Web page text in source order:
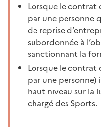
Lorsque le contrat
par une personne
de reprise
subordonnée à
sanctionnant la
Lorsque le contrat
par une
haut niveau sur la
chargé des Sports.